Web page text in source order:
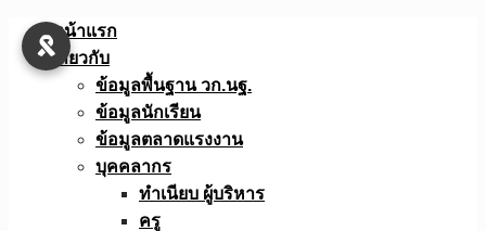
Skip
หน้าแรก
เกี่ยวกับ
ข้อมูลพื้นฐาน วก.นฐ.
ข้อมูลนักเรียน
ข้อมูลตลาดแรงงาน
บุคคลากร
ทำเนียบ ผู้บริหาร
ครู